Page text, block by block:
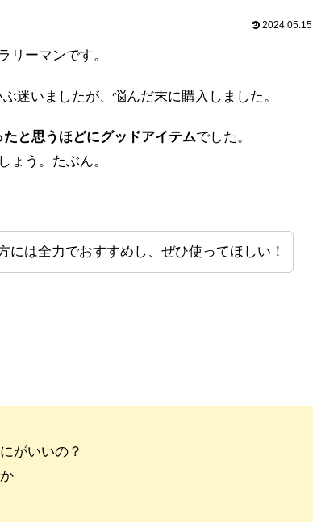
2024.05.15
リーマンです。
迷いましたが、悩んだ末に購入しました。
と思うほどにグッドアイテムでした。
ょう。たぶん。
には全力でおすすめし、ぜひ使ってほしい！
がいいの？